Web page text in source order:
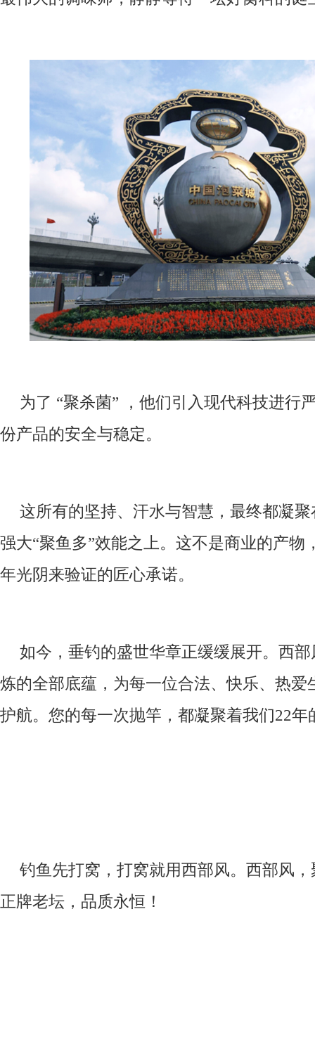
为了 “聚杀菌” ，他们引入现代科技进行
份产品的安全与稳定。
这所有的坚持、汗水与智慧，最终都凝
强大“聚鱼多”效能之上。这不是商业的产物
年光阴来验证的匠心承诺。
如今，垂钓的盛世华章正缓缓展开。西
炼的全部底蕴，为每一位合法、快乐、热爱
护航。您的每一次抛竿，都凝聚着我们22年
钓鱼先打窝，打窝就用西部风。西部风
正牌老坛，品质永恒！